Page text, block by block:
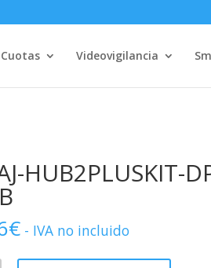
Videovigilancia
HUB2PLUSKIT-
€ - IVA no incluido